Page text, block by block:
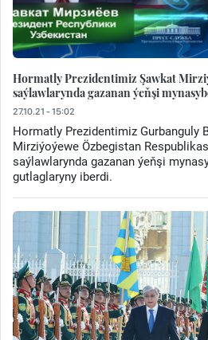
Hormatly Prezidentimiz Şawkat
saýlawlarynda gazanan ýeňşi
27.10.21 - 15:02
Hormatly Prezidentimiz Gurbanguly
Mirziýoýewe Özbegistan
saýlawlarynda gazanan ýeňşi
gutlaglaryny iberdi.